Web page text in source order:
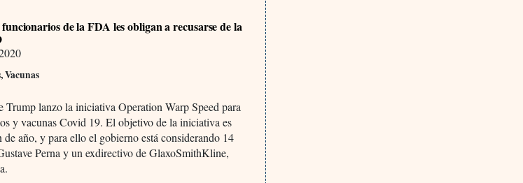
de la FDA les obligan a recusarse de la
Vacunas
Trump lanzo la iniciativa Operation Warp Speed para
y vacunas Covid 19. El objetivo de la iniciativa es
año, y para ello el gobierno está considerando 14
Perna y un exdirectivo de GlaxoSmithKline,